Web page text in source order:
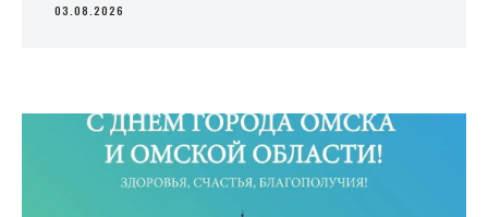
03.08.2026